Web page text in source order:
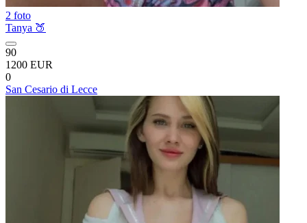
2 foto
Tanya 🍑
90
1200 EUR
0
San Cesario di Lecce